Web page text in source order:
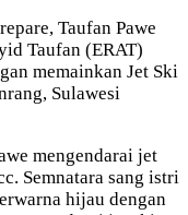
Taufan Pawe
Taufan (ERAT)
memainkan Jet Ski
Sulawesi
mengendarai jet
Semnatara sang istri
hijau dengan